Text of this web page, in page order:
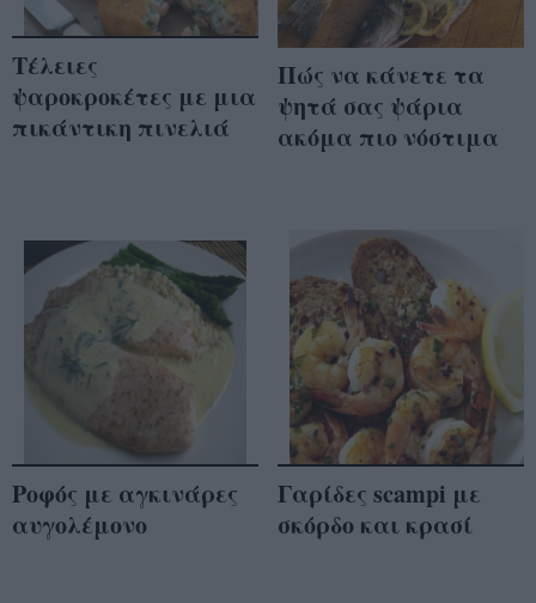
Τέλειες
ψαροκροκέτες με μια
πικάντικη πινελιά
Πώς να κάνετε τα
ψητά σας ψάρια
ακόμα πιο νόστιμα
Ροφός με αγκινάρες
αυγολέμονο
Γαρίδες scampi με
σκόρδο και κρασί